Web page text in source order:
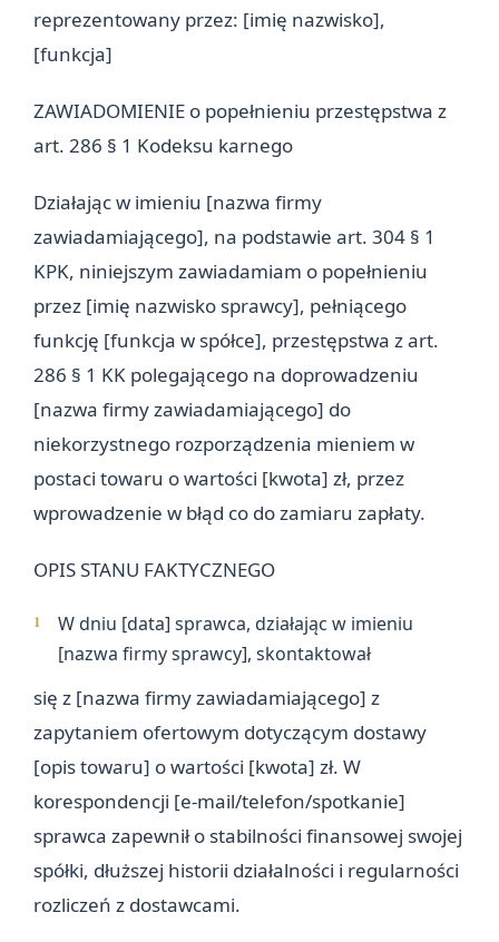
reprezentowany przez: [imię nazwisko],
[funkcja]
ZAWIADOMIENIE o popełnieniu przestępstwa z
art. 286 § 1 Kodeksu karnego
Działając w imieniu [nazwa firmy
zawiadamiającego], na podstawie art. 304 § 1
KPK, niniejszym zawiadamiam o popełnieniu
przez [imię nazwisko sprawcy], pełniącego
funkcję [funkcja w spółce], przestępstwa z art.
286 § 1 KK polegającego na doprowadzeniu
[nazwa firmy zawiadamiającego] do
niekorzystnego rozporządzenia mieniem w
postaci towaru o wartości [kwota] zł, przez
wprowadzenie w błąd co do zamiaru zapłaty.
OPIS STANU FAKTYCZNEGO
W dniu [data] sprawca, działając w imieniu
[nazwa firmy sprawcy], skontaktował
się z [nazwa firmy zawiadamiającego] z
zapytaniem ofertowym dotyczącym dostawy
[opis towaru] o wartości [kwota] zł. W
korespondencji [e-mail/telefon/spotkanie]
sprawca zapewnił o stabilności finansowej swojej
spółki, dłuższej historii działalności i regularności
rozliczeń z dostawcami.